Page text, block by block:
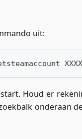
uit:
Houd er
onderaan